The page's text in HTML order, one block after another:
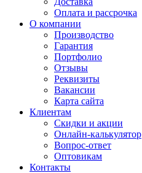
Оплата и рассрочка
О компании
Производство
Гарантия
Портфолио
Отзывы
Реквизиты
Вакансии
Карта сайта
Клиентам
Скидки и акции
Онлайн-калькулятор
Вопрос-ответ
Оптовикам
Контакты